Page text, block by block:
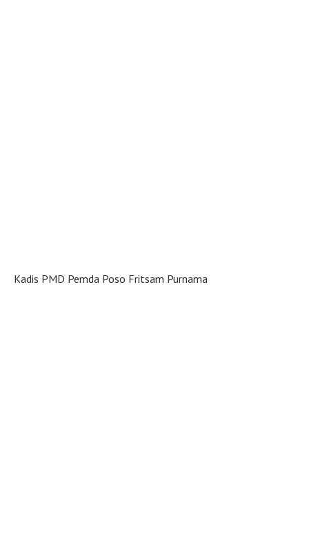
Kadis PMD Pemda Poso Fritsam Purnama